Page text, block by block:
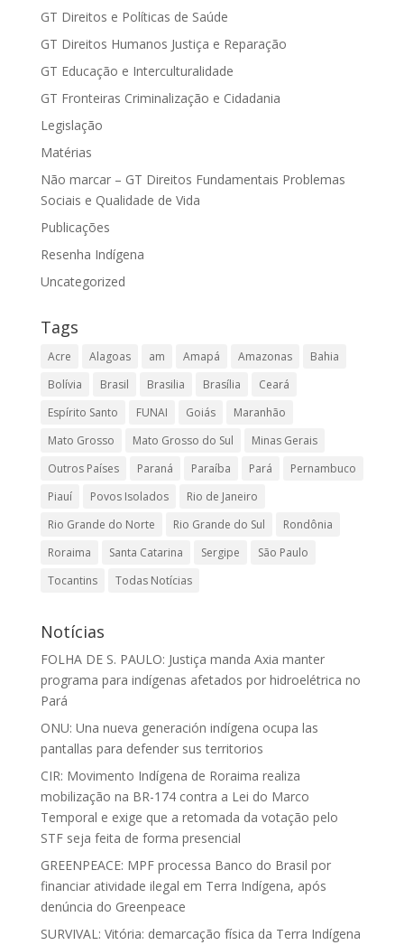
GT Direitos e Políticas de Saúde
GT Direitos Humanos Justiça e Reparação
GT Educação e Interculturalidade
GT Fronteiras Criminalização e Cidadania
Legislação
Matérias
Não marcar – GT Direitos Fundamentais Problemas
Sociais e Qualidade de Vida
Publicações
Resenha Indígena
Uncategorized
Tags
Acre Alagoas am Amapá Amazonas
Bahia
Bolívia
Brasil Brasilia Brasília
Ceará
Espírito Santo
FUNAI Goiás
Maranhão
Mato Grosso
Mato Grosso do Sul
Minas Gerais
Outros Países
Paraná Paraíba Pará
Pernambuco
Piauí
Povos Isolados
Rio de Janeiro
Rio Grande do Norte
Rio Grande do Sul
Rondônia
Roraima
Santa Catarina Sergipe
São Paulo
Tocantins
Todas Notícias
Notícias
FOLHA DE S. PAULO: Justiça manda Axia manter
programa para indígenas afetados por hidroelétrica no
Pará
ONU: Una nueva generación indígena ocupa las
pantallas para defender sus territorios
CIR: Movimento Indígena de Roraima realiza
mobilização na BR-174 contra a Lei do Marco
Temporal e exige que a retomada da votação pelo
STF seja feita de forma presencial
GREENPEACE: MPF processa Banco do Brasil por
financiar atividade ilegal em Terra Indígena, após
denúncia do Greenpeace
SURVIVAL: Vitória: demarcação física da Terra Indígena